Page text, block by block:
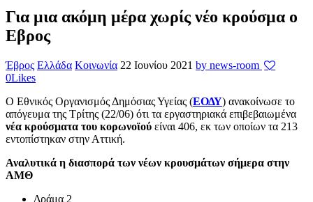
Για μια ακόμη μέρα χωρίς νέο κρούσμα ο
Εβρος
Έβρος Ελλάδα Κοινωνία 22 Ιουνίου 2021 by news-room
0Likes
Ο Εθνικός Οργανισμός Δημόσιας Υγείας (ΕΟΔΥ) ανακοίνωσε το
απόγευμα της Τρίτης (22/06) ότι τα εργαστηριακά επιβεβαιωμένα
νέα κρούσματα του κορωνοϊού είναι 406, εκ των οποίων τα 213
εντοπίστηκαν στην Αττική.
Αναλυτικά η διασπορά των νέων κρουσμάτων σήμερα στην
ΑΜΘ
Δράμα 2